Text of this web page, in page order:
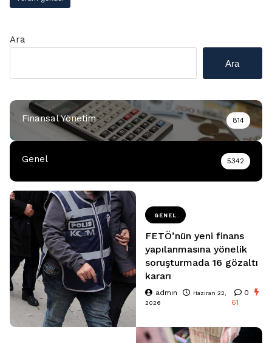
Ara
Ara
Finansal Yönetim 814
Genel 5342
GENEL
FETÖ’nün yeni finans
yapılanmasına yönelik
soruşturmada 16 gözaltı
kararı
admin
Haziran 22,
2026
0
61